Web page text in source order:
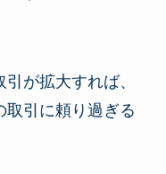
が拡大すれば、
取引に頼り過ぎる